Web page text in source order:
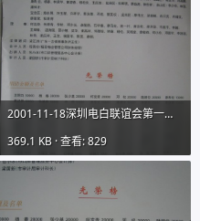
2001-11-18深圳电白联谊会第一期会刊图片01IMG_9731 (21).JPG
369.1 KB · 查看: 829